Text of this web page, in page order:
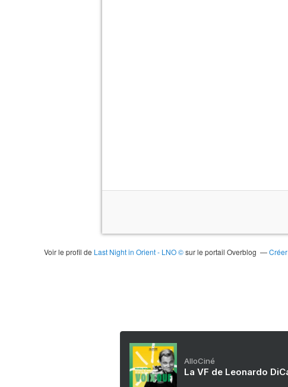
Voir le profil de Last Night in Orient - LNO ©sur le portail Overblog
AlloCiné
La VF de Leonardo